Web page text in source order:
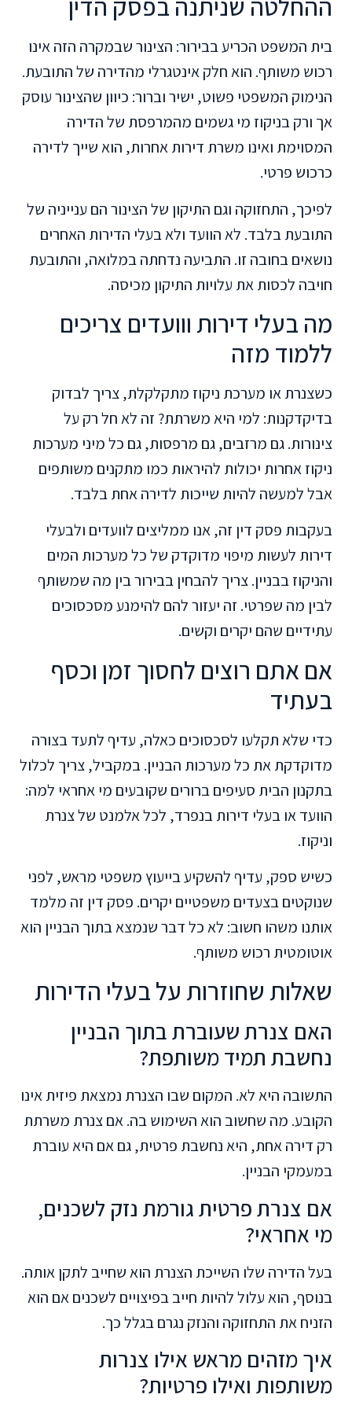
בית המשפט הכריע בבירור: הצינור שבמקרה הזה אינו
רכוש משותף. הוא חלק אינטגרלי מהדירה של התובעת.
הנימוק המשפטי פשוט, ישיר וברור: כיוון שהצינור עוסק
אך ורק בניקוז מי גשמים מהמרפסת של הדירה
המסוימת ואינו משרת דירות אחרות, הוא שייך לדירה
כרכוש פרטי.
לפיכך, התחזוקה וגם התיקון של הצינור הם ענייניה של
התובעת בלבד. לא הוועד ולא בעלי הדירות האחרים
נושאים בחובה זו. התביעה נדחתה במלואה, והתובעת
חויבה לכסות את עלויות התיקון מכיסה.
מה בעלי דירות ווועדים צריכים
ללמוד מזה
כשצנרת או מערכת ניקוז מתקלקלת, צריך לבדוק
בדיקדקנות: למי היא משרתת? זה לא חל רק על
צינורות. גם מרזבים, גם מרפסות, גם כל מיני מערכות
ניקוז אחרות יכולות להיראות כמו מתקנים משותפים
אבל למעשה להיות שייכות לדירה אחת בלבד.
בעקבות פסק דין זה, אנו ממליצים לוועדים ולבעלי
דירות לעשות מיפוי מדוקדק של כל מערכות המים
והניקוז בבניין. צריך להבחין בבירור בין מה שמשותף
לבין מה שפרטי. זה יעזור להם להימנע מסכסוכים
עתידיים שהם יקרים וקשים.
אם אתם רוצים לחסוך זמן וכסף
בעתיד
כדי שלא תקלעו לסכסוכים כאלה, עדיף לתעד בצורה
מדוקדקת את כל מערכות הבניין. במקביל, צריך לכלול
בתקנון הבית סעיפים ברורים שקובעים מי אחראי למה:
הוועד או בעלי דירות בנפרד, לכל אלמנט של צנרת
וניקוז.
כשיש ספק, עדיף להשקיע בייעוץ משפטי מראש, לפני
שנוקטים בצעדים משפטיים יקרים. פסק דין זה מלמד
אותנו משהו חשוב: לא כל דבר שנמצא בתוך הבניין הוא
אוטומטית רכוש משותף.
שאלות שחוזרות על בעלי הדירות
האם צנרת שעוברת בתוך הבניין
נחשבת תמיד משותפת?
התשובה היא לא. המקום שבו הצנרת נמצאת פיזית אינו
הקובע. מה שחשוב הוא השימוש בה. אם צנרת משרתת
רק דירה אחת, היא נחשבת פרטית, גם אם היא עוברת
במעמקי הבניין.
אם צנרת פרטית גורמת נזק לשכנים,
מי אחראי?
בעל הדירה שלו השייכת הצנרת הוא שחייב לתקן אותה.
בנוסף, הוא עלול להיות חייב בפיצויים לשכנים אם הוא
הזניח את התחזוקה והנזק נגרם בגלל כך.
איך מזהים מראש אילו צנרות
משותפות ואילו פרטיות?